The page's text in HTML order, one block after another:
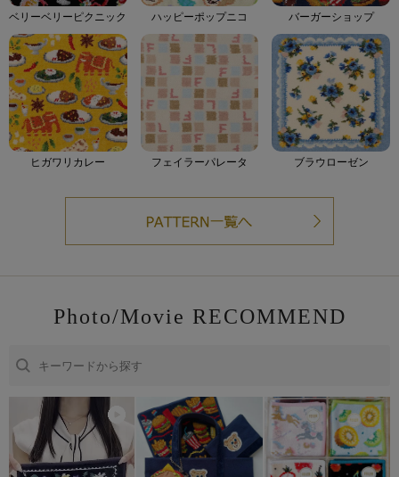
ベリーベリーピクニック ハッピーポップニコ バーガーショップ
ヒガワリカレー フェイラーパレータ ブラウローゼン
Photo/Movie RECOMMEND